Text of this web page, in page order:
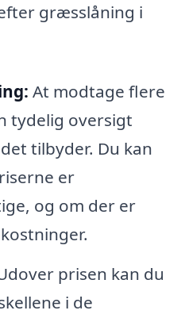
græsslåning i
At modtage flere
tydelig oversigt
tilbyder. Du kan
er
og om der er
prisen kan du
i de